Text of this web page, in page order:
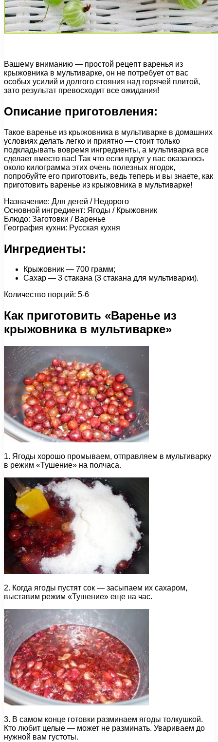
Вашему вниманию — простой рецепт варенья из
крыжовника в мультиварке, он не потребует от вас
особых усилий и долгого стояния над горячей плитой,
зато результат превосходит все ожидания!
Описание приготовления:
Такое варенье из крыжовника в мультиварке в домашних
условиях делать легко и приятно — стоит только
подкладывать вовремя ингредиенты, а мультиварка все
сделает вместо вас! Так что если вдруг у вас оказалось
около килограмма этих очень полезных ягодок,
попробуйте его приготовить, ведь теперь и вы знаете, как
приготовить варенье из крыжовника в мультиварке!
Назначение: Для детей / Недорого
Основной ингредиент: Ягоды / Крыжовник
Блюдо: Заготовки / Варенье
География кухни: Русская кухня
Ингредиенты:
Крыжовник — 700 грамм;
Сахар — 3 стакана (3 стакана для мультиварки).
Количество порций: 5-6
Как приготовить «Варенье из
крыжовника в мультиварке»
1. Ягоды хорошо промываем, отправляем в мультиварку
в режим «Тушение» на полчаса.
2. Когда ягоды пустят сок — засыпаем их сахаром,
выставим режим «Тушение» еще на час.
3. В самом конце готовки разминаем ягоды толкушкой.
Кто любит целые — может не разминать. Увариваем до
нужной вам густоты.